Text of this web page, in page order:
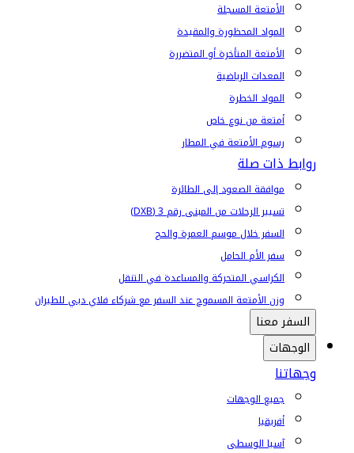
الأمتعة المسجلة
المواد المحظورة والمقيدة
الأمتعة المتأخرة أو المتضررة
المعدات الرياضية
المواد الخطرة
أمتعة من نوع خاص
رسوم الأمتعة في المطار
روابط ذات صلة
موافقة الصعود إلى الطائرة
تسيير الرحلات من المبنى رقم 3 (DXB)
السفر خلال موسم العمرة والحج
سفر الأم الحامل
الكراسي المتحركة والمساعدة في التنقل
وزن الأمتعة المسموح عند السفر مع شركاء فلاي دبي للطيران
السفر معنا
الوجهات
وجهاتنا
جميع الوجهات
أفريقيا
آسيا الوسطى